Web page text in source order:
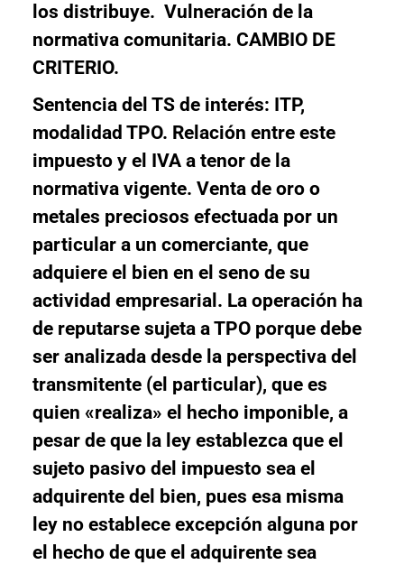
los distribuye. Vulneración de la
normativa comunitaria. CAMBIO DE
CRITERIO.
Sentencia del TS de interés: ITP,
modalidad TPO. Relación entre este
impuesto y el IVA a tenor de la
normativa vigente. Venta de oro o
metales preciosos efectuada por un
particular a un comerciante, que
adquiere el bien en el seno de su
actividad empresarial. La operación ha
de reputarse sujeta a TPO porque debe
ser analizada desde la perspectiva del
transmitente (el particular), que es
quien «realiza» el hecho imponible, a
pesar de que la ley establezca que el
sujeto pasivo del impuesto sea el
adquirente del bien, pues esa misma
ley no establece excepción alguna por
el hecho de que el adquirente sea